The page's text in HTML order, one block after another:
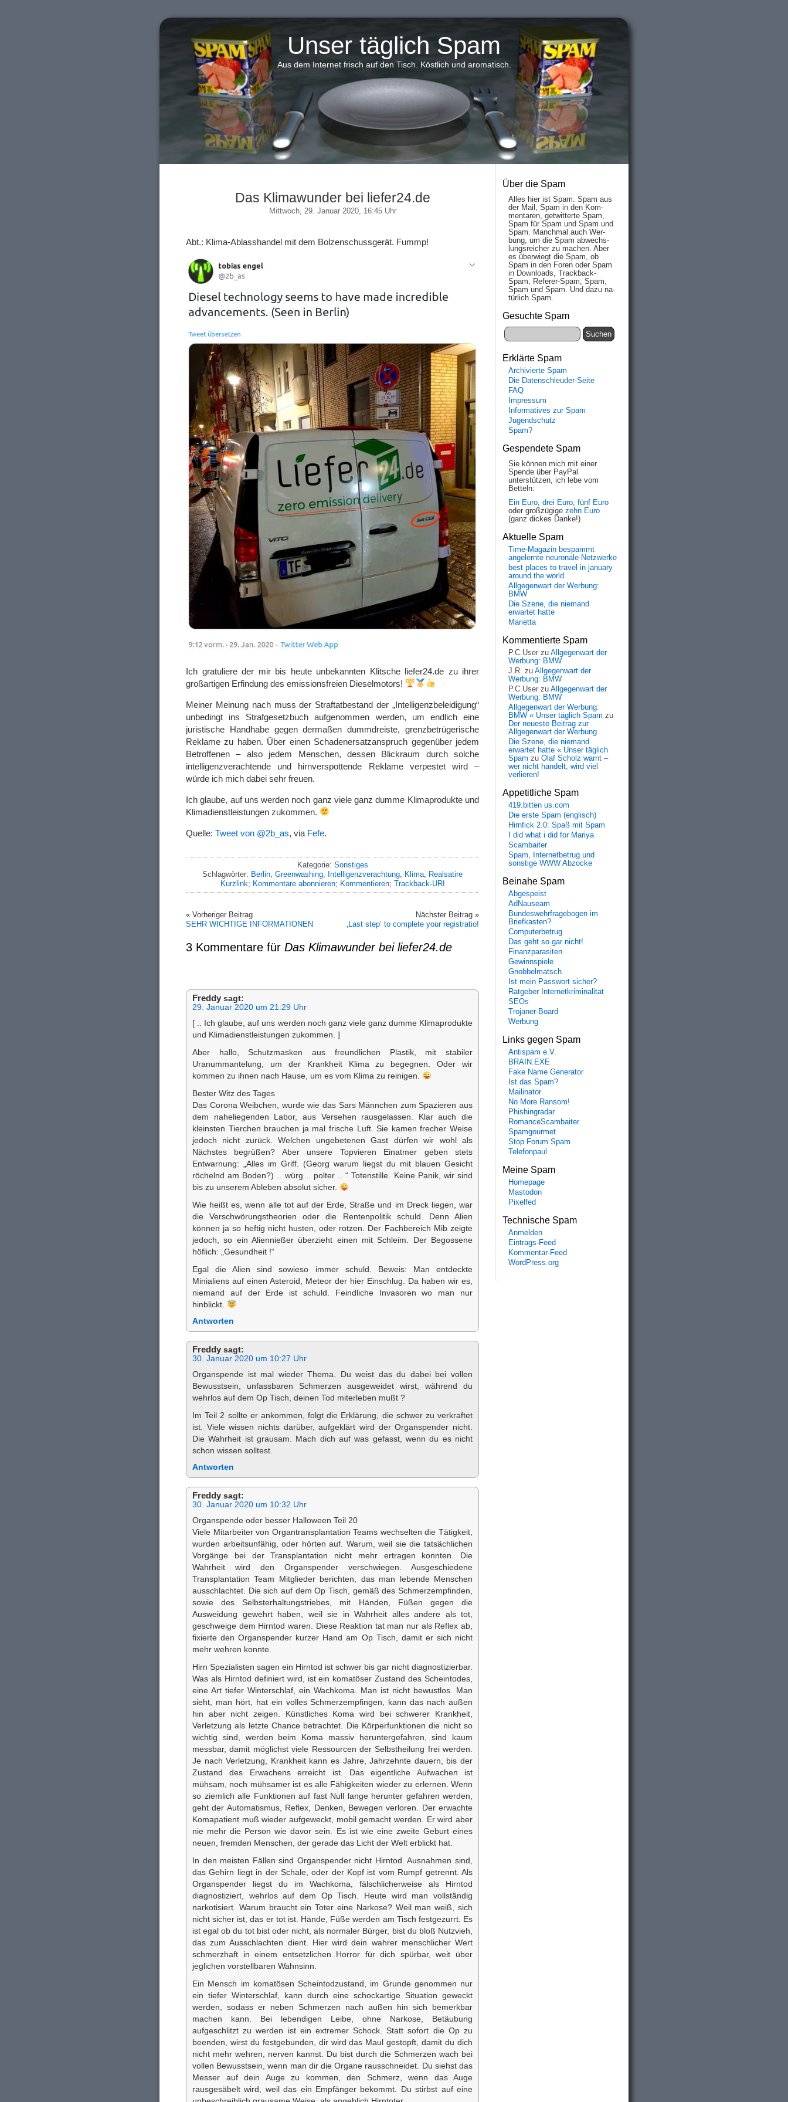
Unser täglich Spam
Aus dem Internet frisch auf den Tisch. Köstlich und aromatisch.
Das Klimawunder bei liefer24.de
Mittwoch, 29. Januar 2020, 16:45 Uhr
Abt.: Klima-Ablasshandel mit dem Bolzenschussgerät. Fummp!
Ich gratuliere der mir bis heute unbekannten Klitsche liefer24.de zu ihrer
großartigen Erfindung des emissionsfreien Dieselmotors!
Meiner Meinung nach muss der Straftatbestand der „Intelligenzbeleidigung“
unbedingt ins Strafgesetzbuch aufgenommen werden, um endlich eine
juristische Handhabe gegen dermaßen dummdreiste, grenzbetrügerische
Reklame zu haben. Über einen Schadenersatzanspruch gegenüber jedem
Betroffenen – also jedem Menschen, dessen Blickraum durch solche
intelligenzverachtende und hirnverspottende Reklame verpestet wird –
würde ich mich dabei sehr freuen.
Ich glaube, auf uns werden noch ganz viele ganz dumme Klimaprodukte und
Klimadienstleistungen zukommen.
Quelle: Tweet von @2b_as, via Fefe.
Kategorie: Sonstiges
Schlagwörter: Berlin, Greenwashing, Intelligenzverachtung, Klima, Realsatire
Kurzlink; Kommentare abonnieren; Kommentieren; Trackback-URI
« Vorheriger Beitrag
SEHR WICHTIGE INFORMATIONEN
Nächster Beitrag »
‚Last step‘ to complete your registratio!
3 Kommentare für Das Klimawunder bei liefer24.de
Freddy sagt:
29. Januar 2020 um 21:29 Uhr
[ .. Ich glaube, auf uns werden noch ganz viele ganz dumme Klimaprodukte
und Klimadienstleistungen zukommen. ]
Aber hallo, Schutzmasken aus freundlichen Plastik, mit stabiler
Uranummantelung, um der Krankheit Klima zu begegnen. Oder wir
kommen zu ihnen nach Hause, um es vom Klima zu reinigen.
Bester Witz des Tages
Das Corona Weibchen, wurde wie das Sars Männchen zum Spazieren aus
dem naheliegenden Labor, aus Versehen rausgelassen. Klar auch die
kleinsten Tierchen brauchen ja mal frische Luft. Sie kamen frecher Weise
jedoch nicht zurück. Welchen ungebetenen Gast dürfen wir wohl als
Nächstes begrüßen? Aber unsere Topvieren Einatmer geben stets
Entwarnung: „Alles im Griff. (Georg warum liegst du mit blauen Gesicht
röchelnd am Boden?) .. würg .. polter .. “ Totenstille. Keine Panik, wir sind
bis zu unserem Ableben absolut sicher.
Wie heißt es, wenn alle tot auf der Erde, Straße und im Dreck liegen, war
die Verschwörungstheorien oder die Rentenpolitik schuld. Denn Alien
können ja so heftig nicht husten, oder rotzen. Der Fachbereich Mib zeigte
jedoch, so ein Aliennießer überzieht einen mit Schleim. Der Begossene
höflich: „Gesundheit !“
Egal die Alien sind sowieso immer schuld. Beweis: Man entdeckte
Minialiens auf einen Asteroid, Meteor der hier Einschlug. Da haben wir es,
niemand auf der Erde ist schuld. Feindliche Invasoren wo man nur
hinblickt.
Antworten
Freddy sagt:
30. Januar 2020 um 10:27 Uhr
Organspende ist mal wieder Thema. Du weist das du dabei bei vollen
Bewusstsein, unfassbaren Schmerzen ausgeweidet wirst, während du
wehrlos auf dem Op Tisch, deinen Tod miterleben mußt ?
Im Teil 2 sollte er ankommen, folgt die Erklärung, die schwer zu verkraftet
ist. Viele wissen nichts darüber, aufgeklärt wird der Organspender nicht.
Die Wahrheit ist grausam. Mach dich auf was gefasst, wenn du es nicht
schon wissen solltest.
Antworten
Freddy sagt:
30. Januar 2020 um 10:32 Uhr
Organspende oder besser Halloween Teil 20
Viele Mitarbeiter von Organtransplantation Teams wechselten die Tätigkeit,
wurden arbeitsunfähig, oder hörten auf. Warum, weil sie die tatsächlichen
Vorgänge bei der Transplantation nicht mehr ertragen konnten. Die
Wahrheit wird den Organspender verschwiegen. Ausgeschiedene
Transplantation Team Mitglieder berichten, das man lebende Menschen
ausschlachtet. Die sich auf dem Op Tisch, gemäß des Schmerzempfinden,
sowie des Selbsterhaltungstriebes, mit Händen, Füßen gegen die
Ausweidung gewehrt haben, weil sie in Wahrheit alles andere als tot,
geschweige dem Hirntod waren. Diese Reaktion tat man nur als Reflex ab,
fixierte den Organspender kurzer Hand am Op Tisch, damit er sich nicht
mehr wehren konnte.
Hirn Spezialisten sagen ein Hirntod ist schwer bis gar nicht diagnostizierbar.
Was als Hirntod definiert wird, ist ein komatöser Zustand des Scheintodes,
eine Art tiefer Winterschlaf, ein Wachkoma. Man ist nicht bewustlos. Man
sieht, man hört, hat ein volles Schmerzempfingen, kann das nach außen
hin aber nicht zeigen. Künstliches Koma wird bei schwerer Krankheit,
Verletzung als letzte Chance betrachtet. Die Körperfunktionen die nicht so
wichtig sind, werden beim Koma massiv heruntergefahren, sind kaum
messbar, damit möglichst viele Ressourcen der Selbstheilung frei werden.
Je nach Verletzung, Krankheit kann es Jahre, Jahrzehnte dauern, bis der
Zustand des Erwachens erreicht ist. Das eigentliche Aufwachen ist
mühsam, noch mühsamer ist es alle Fähigkeiten wieder zu erlernen. Wenn
so ziemlich alle Funktionen auf fast Null lange herunter gefahren werden,
geht der Automatismus, Reflex, Denken, Bewegen verloren. Der erwachte
Komapatient muß wieder aufgeweckt, mobil gemacht werden. Er wird aber
nie mehr die Person wie davor sein. Es ist wie eine zweite Geburt eines
neuen, fremden Menschen, der gerade das Licht der Welt erblickt hat.
In den meisten Fällen sind Organspender nicht Hirntod. Ausnahmen sind,
das Gehirn liegt in der Schale, oder der Kopf ist vom Rumpf getrennt. Als
Organspender liegst du im Wachkoma, fälschlicherweise als Hirntod
diagnostiziert, wehrlos auf dem Op Tisch. Heute wird man vollständig
narkotisiert. Warum braucht ein Toter eine Narkose? Weil man weiß, sich
nicht sicher ist, das er tot ist. Hände, Füße werden am Tisch festgezurrt. Es
ist egal ob du tot bist oder nicht, als normaler Bürger, bist du bloß Nutzvieh,
das zum Ausschlachten dient. Hier wird dein wahrer menschlicher Wert
schmerzhaft in einem entsetzlichen Horror für dich spürbar, weit über
jeglichen vorstellbaren Wahnsinn.
Ein Mensch im komatösen Scheintodzustand, im Grunde genommen nur
ein tiefer Winterschlaf, kann durch eine schockartige Situation geweckt
werden, sodass er neben Schmerzen nach außen hin sich bemerkbar
machen kann. Bei lebendigen Leibe, ohne Narkose, Betäubung
aufgeschlitzt zu werden ist ein extremer Schock. Statt sofort die Op zu
beenden, wirst du festgebunden, dir wird das Maul gestopft, damit du dich
nicht mehr wehren, nerven kannst. Du bist durch die Schmerzen wach bei
vollen Bewusstsein, wenn man dir die Organe rausschneidet. Du siehst das
Messer auf dein Auge zu kommen, den Schmerz, wenn das Auge
rausgesäbelt wird, weil das ein Empfänger bekommt. Du stirbst auf eine
Über die Spam
Alles hier ist Spam. Spam aus
der Mail, Spam in den Kom­
men­taren, ge­twit­ter­te Spam,
Spam für Spam und Spam und
Spam. Manch­mal auch Wer­
bung, um die Spam ab­wechs­
lungs­reich­er zu mach­en. Aber
es über­wiegt die Spam, ob
Spam in den Fo­ren oder Spam
in Down­loads, Track­back-
Spam, Re­fe­rer-Spam, Spam,
Spam und Spam. Und da­zu na­
tür­lich Spam.
Gesuchte Spam
Erklärte Spam
Archivierte Spam
Die Datenschleuder-Seite
FAQ
Impressum
Informatives zur Spam
Jugendschutz
Spam?
Gespendete Spam
Sie können mich mit einer
Spende über PayPal
unterstützen, ich lebe vom
Betteln:
Ein Euro, drei Euro, fünf Euro
oder großzügige zehn Euro
(ganz dickes Danke!)
Aktuelle Spam
Time-Magazin bespammt
angelernte neuronale Netzwerke
best places to travel in january
around the world
Allgegenwart der Werbung:
BMW
Die Szene, die niemand
erwartet hatte
Marietta
Kommentierte Spam
P.C.User zu Allgegenwart der
Werbung: BMW
J.R. zu Allgegenwart der
Werbung: BMW
P.C.User zu Allgegenwart der
Werbung: BMW
Allgegenwart der Werbung:
BMW « Unser täglich Spam zu
Der neueste Beitrag zur
Allgegenwart der Werbung
Die Szene, die niemand
erwartet hatte « Unser täglich
Spam zu Olaf Scholz warnt –
wer nicht handelt, wird viel
verlieren!
Appetitliche Spam
419.bitten us.com
Die erste Spam (englisch)
Hirnfick 2.0: Spaß mit Spam
I did what i did for Mariya
Scambaiter
Spam, Internetbetrug und
sonstige WWW Abzocke
Beinahe Spam
Abgespeist
AdNauseam
Bundeswehrfragebogen im
Briefkasten?
Computerbetrug
Das geht so gar nicht!
Finanzparasiten
Gewinnspiele
Gnobbelmatsch
Ist mein Passwort sicher?
Ratgeber Internetkriminalität
SEOs
Trojaner-Board
Werbung
Links gegen Spam
Antispam e.V.
BRAIN.EXE
Fake Name Generator
Ist das Spam?
Mailinator
No More Ransom!
Phishingradar
RomanceScambaiter
Spamgourmet
Stop Forum Spam
Telefonpaul
Meine Spam
Homepage
Mastodon
Pixelfed
Technische Spam
Anmelden
Eintrags-Feed
Kommentar-Feed
WordPress.org